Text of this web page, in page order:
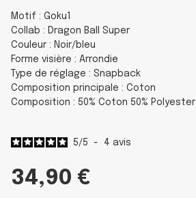
Motif : Goku1
Collab : Dragon Ball Super
Couleur : Noir/bleu
Forme visière : Arrondie
Type de réglage : Snapback
Composition principale : Coton
Composition : 50% Coton 50% Polyester
5/5 - 4 avis
34,90 €